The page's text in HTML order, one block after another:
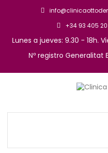
+34 93 405
Lunes a jueves: 9.30 - 18h.
Nº registro Generalitat
Clinica